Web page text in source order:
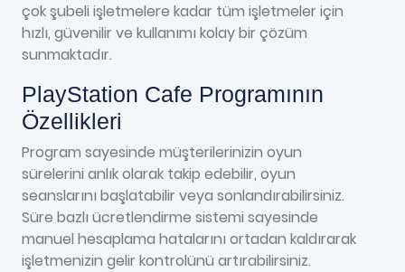
çok şubeli işletmelere kadar tüm işletmeler için
hızlı, güvenilir ve kullanımı kolay bir çözüm
sunmaktadır.
PlayStation Cafe Programının
Özellikleri
Program sayesinde müşterilerinizin oyun
sürelerini anlık olarak takip edebilir, oyun
seanslarını başlatabilir veya sonlandırabilirsiniz.
Süre bazlı ücretlendirme sistemi sayesinde
manuel hesaplama hatalarını ortadan kaldırarak
işletmenizin gelir kontrolünü artırabilirsiniz.